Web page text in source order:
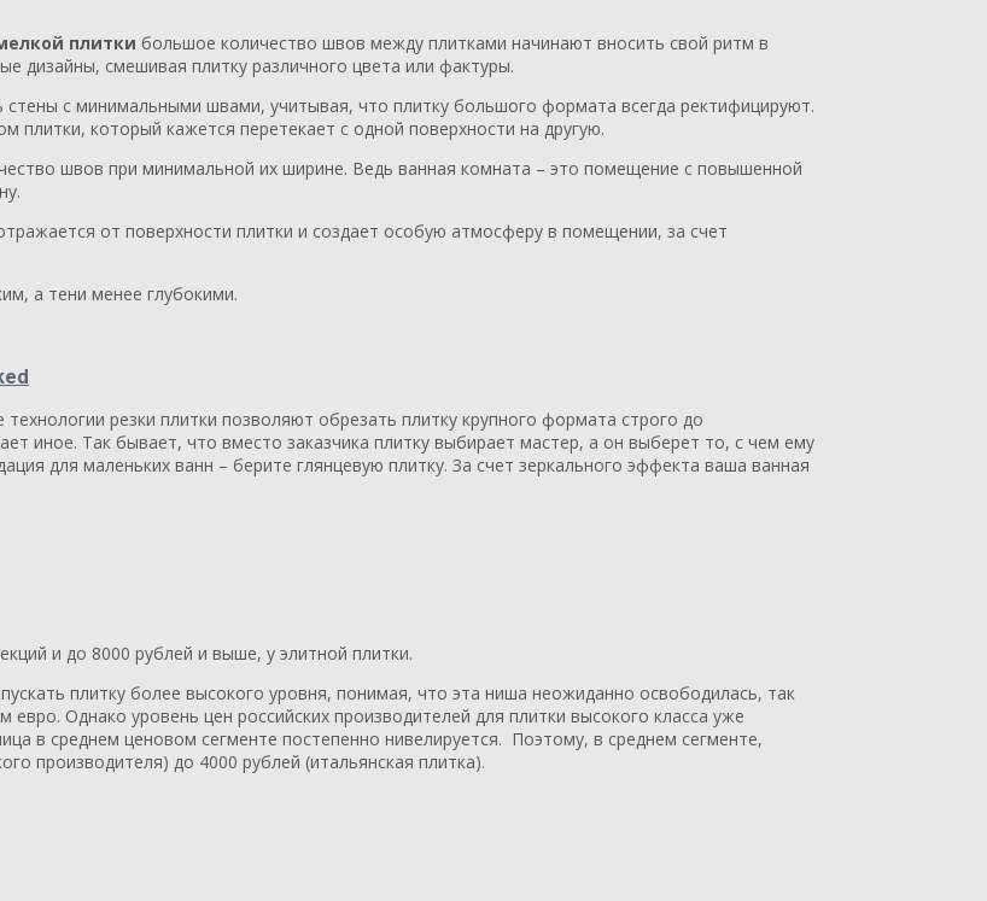
плитки большое количество швов между плитками начинают вносить свой ритм в
дизайны, смешивая плитку различного цвета или фактуры.
стены с минимальными швами, учитывая, что плитку большого формата всегда ректифицируют.
который кажется перетекает с одной поверхности на другую.
швов при минимальной их ширине. Ведь ванная комната – это помещение с повышенной
от поверхности плитки и создает особую атмосферу в помещении, за счет
а тени менее глубокими.
резки плитки позволяют обрезать плитку крупного формата строго до
иное. Так бывает, что вместо заказчика плитку выбирает мастер, а он выберет то, с чем ему
для маленьких ванн – берите глянцевую плитку. За счет зеркального эффекта ваша ванная
и до 8000 рублей и выше, у элитной плитки.
плитку более высокого уровня, понимая, что эта ниша неожиданно освободилась, так
Однако уровень цен российских производителей для плитки высокого класса уже
в среднем ценовом сегменте постепенно нивелируется. Поэтому, в среднем сегменте,
производителя) до 4000 рублей (итальянская плитка).